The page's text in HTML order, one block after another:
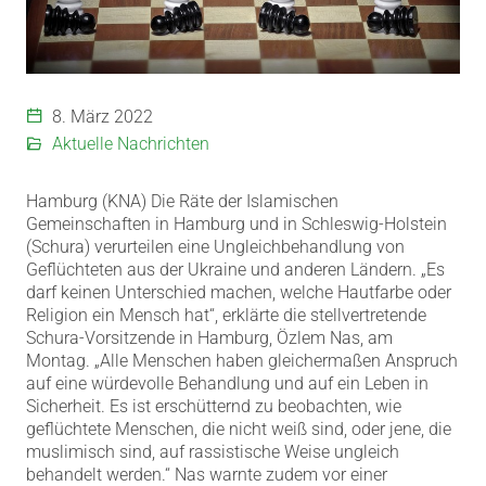
8. März 2022
Aktuelle Nachrichten
Hamburg (KNA) Die Räte der Islamischen
Gemeinschaften in Hamburg und in Schleswig-Holstein
(Schura) verurteilen eine Ungleichbehandlung von
Geflüchteten aus der Ukraine und anderen Ländern. „Es
darf keinen Unterschied machen, welche Hautfarbe oder
Religion ein Mensch hat“, erklärte die stellvertretende
Schura-Vorsitzende in Hamburg, Özlem Nas, am
Montag. „Alle Menschen haben gleichermaßen Anspruch
auf eine würdevolle Behandlung und auf ein Leben in
Sicherheit. Es ist erschütternd zu beobachten, wie
geflüchtete Menschen, die nicht weiß sind, oder jene, die
muslimisch sind, auf rassistische Weise ungleich
behandelt werden.“ Nas warnte zudem vor einer